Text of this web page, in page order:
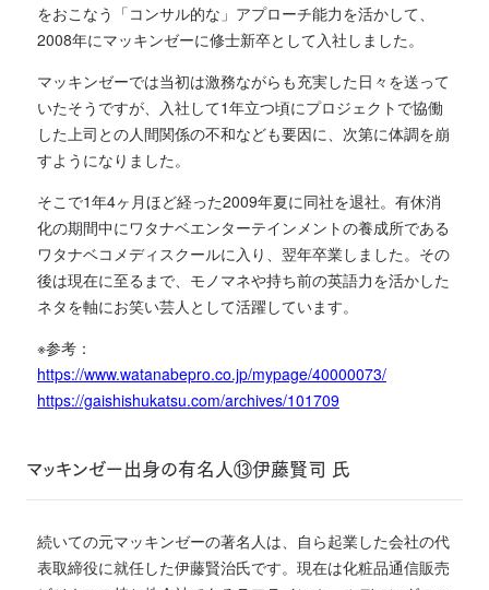
をおこなう「コンサル的な」アプローチ能力を活かして、
2008年にマッキンゼーに修士新卒として入社しました。
マッキンゼーでは当初は激務ながらも充実した日々を送って
いたそうですが、入社して1年立つ頃にプロジェクトで協働
した上司との人間関係の不和なども要因に、次第に体調を崩
すようになりました。
そこで1年4ヶ月ほど経った2009年夏に同社を退社。有休消
化の期間中にワタナベエンターテインメントの養成所である
ワタナベコメディスクールに入り、翌年卒業しました。その
後は現在に至るまで、モノマネや持ち前の英語力を活かした
ネタを軸にお笑い芸人として活躍しています。
※参考：
https://www.watanabepro.co.jp/mypage/40000073/
https://gaishishukatsu.com/archives/101709
マッキンゼー出身の有名人⑬伊藤賢司 氏
続いての元マッキンゼーの著名人は、自ら起業した会社の代
表取締役に就任した伊藤賢治氏です。現在は化粧品通信販売